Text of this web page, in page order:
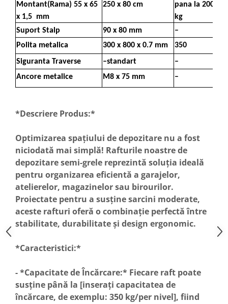
Montant(Rama) 55 x 65
x 1,5 mm
250 x 80 cm
pana la 2000
kg
Suport Stalp 90 x 80 mm –
Polita metalica
300 x 800 x 0.7 mm 350
Siguranta Traverse
–standart –
Ancore metalice
M8 x 75 mm –
*Descriere Produs:*
Optimizarea spațiului de depozitare nu a fost
niciodată mai simplă! Rafturile noastre de
depozitare semi-grele reprezintă soluția ideală
pentru organizarea eficientă a garajelor,
atelierelor, magazinelor sau birourilor.
Proiectate pentru a susține sarcini moderate,
aceste rafturi oferă o combinație perfectă între
stabilitate, durabilitate și design ergonomic.
*Caracteristici:*
- *Capacitate de Încărcare:* Fiecare raft poate
susține până la [inserați capacitatea de
încărcare, de exemplu: 350 kg/per nivel], fiind